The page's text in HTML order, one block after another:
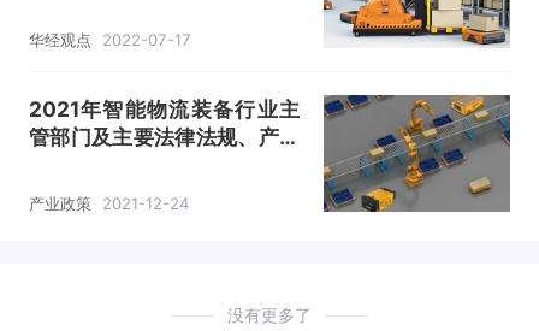
华经观点 2022-07-17
2021年智能物流装备行业主
管部门及主要法律法规、产业
产业政策 2021-12-24
没有更多了